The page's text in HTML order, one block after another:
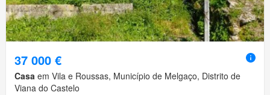
37 000 €
Casa em Vila e Roussas, Município de Melgaço, Distrito de
Viana do Castelo